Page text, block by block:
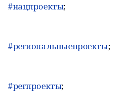
#нацпроекты;
#региональныепроекты;
#регпроекты;